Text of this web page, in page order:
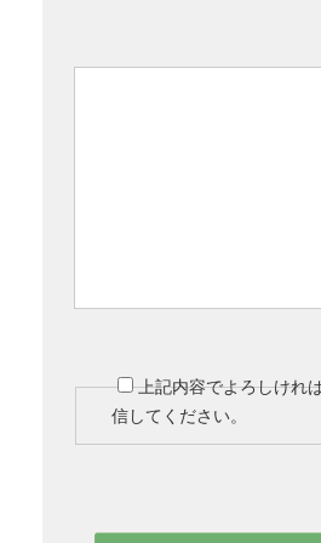
上記内容でよろしけれ
信してください。